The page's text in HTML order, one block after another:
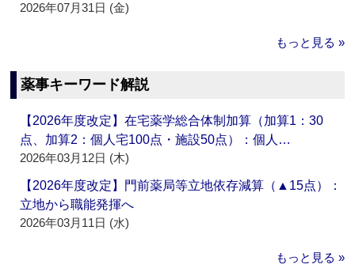
2026年07月31日 (金)
もっと見る »
薬事キーワード解説
【2026年度改定】在宅薬学総合体制加算（加算1：30
点、加算2：個人宅100点・施設50点）：個人…
2026年03月12日 (木)
【2026年度改定】門前薬局等立地依存減算（▲15点）：
立地から職能発揮へ
2026年03月11日 (水)
もっと見る »